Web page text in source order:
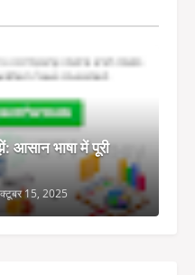
भाषा में पूरी
15, 2025